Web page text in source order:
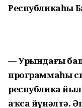
Республикаһы
— Урындағы
программаһы
республика
аҡса йүнәлтә.